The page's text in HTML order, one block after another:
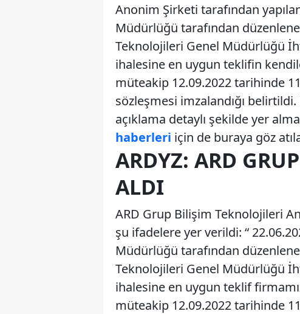
Anonim Şirketi tarafından
Müdürlüğü tarafından
Teknolojileri Genel Müdürlüğü
ihalesine en uygun teklifin
müteakip 12.09.2022 tarihinde
sözleşmesi imzalandığı
açıklama detaylı şekilde yer
haberleri için de buraya göz
ARDYZ: ARD
ALDI
ARD Grup Bilişim Teknolojileri
şu ifadelere yer verildi: “
Müdürlüğü tarafından
Teknolojileri Genel Müdürlüğü
ihalesine en uygun teklif
müteakip 12.09.2022 tarihinde